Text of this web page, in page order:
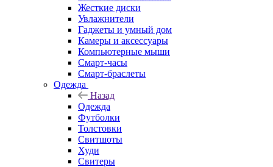
Жесткие диски
Увлажнители
Гаджеты и умный дом
Камеры и аксессуары
Компьютерные мыши
Смарт-часы
Смарт-браслеты
Одежда
Назад
Одежда
Футболки
Толстовки
Свитшоты
Худи
Свитеры